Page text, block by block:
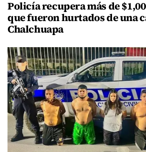
Policía recupera más de
que fueron hurtados de una
Chalchuapa